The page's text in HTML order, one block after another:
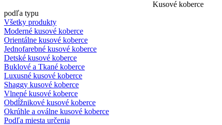
Kusové koberce
podľa typu
Všetky produkty
Moderné kusové koberce
Orientálne kusové koberce
Jednofarebné kusové koberce
Detské kusové koberce
Buklové a Tkané koberce
Luxusné kusové koberce
Shaggy kusové koberce
Vlnené kusové koberce
Obdĺžnikové kusové koberce
Okrúhle a oválne kusové koberce
Podľa miesta určenia